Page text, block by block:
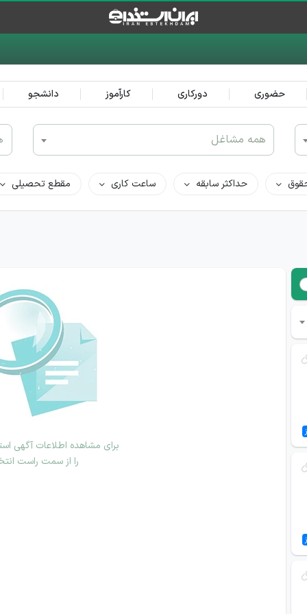
حضوری دورکاری کارآموز دانشجو
همه مشاغل
حداکثر سابقه ساعت کاری مقطع تحصیلی
برای مشاهده اطلاعات آگهی
را از سمت راست